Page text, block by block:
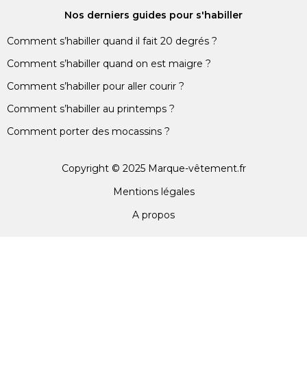
Nos derniers guides pour s'habiller
Comment s’habiller quand il fait 20 degrés ?
Comment s’habiller quand on est maigre ?
Comment s’habiller pour aller courir ?
Comment s’habiller au printemps ?
Comment porter des mocassins ?
Copyright © 2025 Marque-vêtement.fr
Mentions légales
A propos